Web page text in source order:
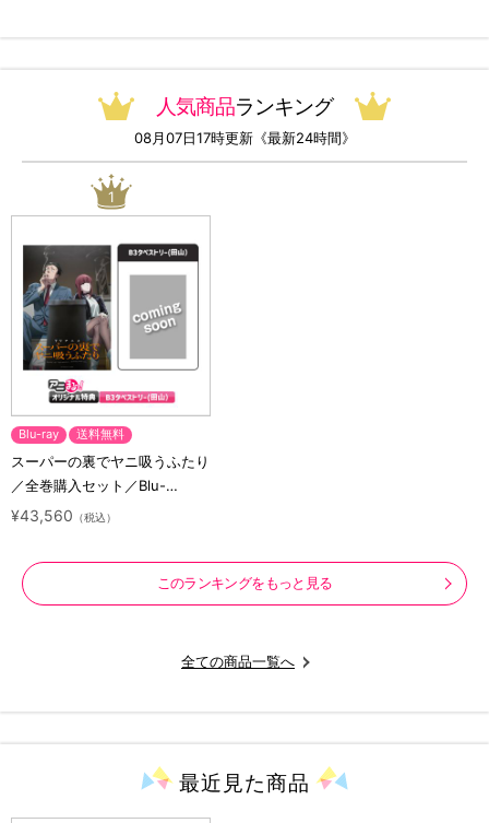
人気商品ランキング
08月07日17時更新《最新24時間》
1
Blu-ray 送料無料
スーパーの裏でヤニ吸うふたり
／全巻購入セット／Blu-
ray（アニまるっ！オリジナル
¥43,560 （税込）
このランキングをもっと見る
全ての商品一覧へ
最近見た商品